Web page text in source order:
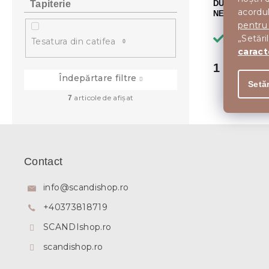
pentru
Tapiterie
Tesatura din catifea 0
Îndepărtare filtre
7 articole de afişat
DULAP TV
NEGRU
In stoc
1 161 lei
Contact
info@scandishop.ro
+40373818719
SCANDIshop.ro
scandishop.ro